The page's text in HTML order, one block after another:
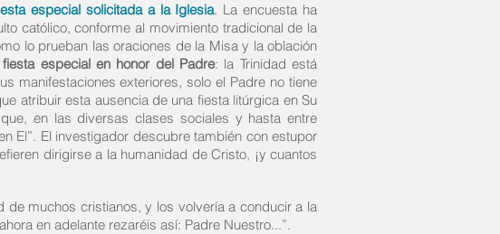
especial solicitada a la Iglesia. La encuesta ha
católico, conforme al movimiento tradicional de la
lo prueban las oraciones de la Misa y la oblación
especial en honor del Padre: la Trinidad está
manifestaciones exteriores, solo el Padre no tiene
atribuir esta ausencia de una fiesta litúrgica en Su
en las diversas clases sociales y hasta entre
El”. El investigador descubre también con estupor
dirigirse a la humanidad de Cristo, ¡y cuantos
de muchos cristianos, y los volvería a conducir a la
en adelante rezaréis así: Padre Nuestro...”.